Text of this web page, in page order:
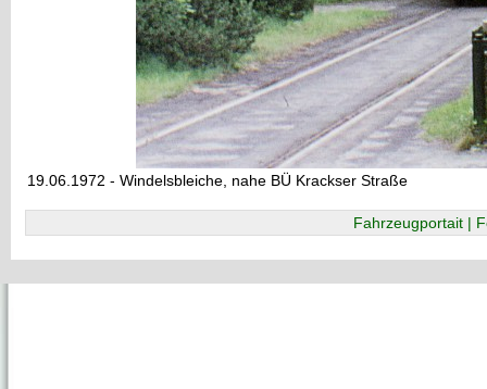
19.06.1972 - Windelsbleiche, nahe BÜ Krackser Straße
Fahrzeugportait |